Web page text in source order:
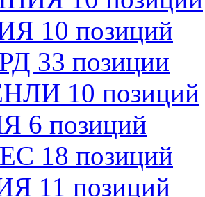
10 позиций
33 позиции
10 позиций
6 позиций
18 позиций
11 позиций